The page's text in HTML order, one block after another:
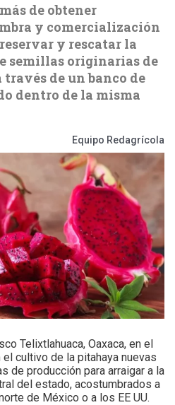
de obtener
y comercialización
y rescatar la
semillas originarias de
de un banco de
dentro de la misma
Equipo Redagrícola
Telixtlahuaca, Oaxaca, en el
cultivo de la pitahaya nuevas
de producción para arraigar a la
del estado, acostumbrados a
de México o a los EE UU.